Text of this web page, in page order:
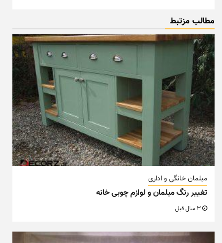
مطالب مزتبط
مبلمان خانگی و اداری
تغییر رنگ مبلمان و لوازم چوبی خانه